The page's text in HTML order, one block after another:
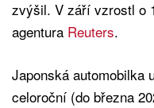
zvýšil. V září vzrostl o
agentura Reuters.
Japonská automobilka
celoroční (do března